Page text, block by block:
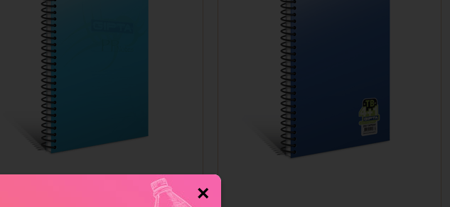
×